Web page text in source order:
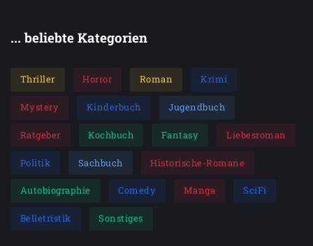
... beliebte Kategorien
Thriller Horror Roman Krimi
Mystery Kinderbuch Jugendbuch
Ratgeber Kochbuch Fantasy Liebesroman
Politik Sachbuch Historische-Romane
Autobiographie Comedy Manga SciFi
Belletristik Sonstiges